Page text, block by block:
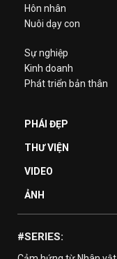
Hôn nhân
Nuôi dạy con
Sự nghiệp
Kinh doanh
Phát triển bản thân
PHÁI ĐẸP
THƯ VIỆN
VIDEO
ẢNH
#SERIES: